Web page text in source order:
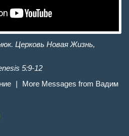
Церковь Новая Жизнь,
5:9-12
|
More Messages from Вадим